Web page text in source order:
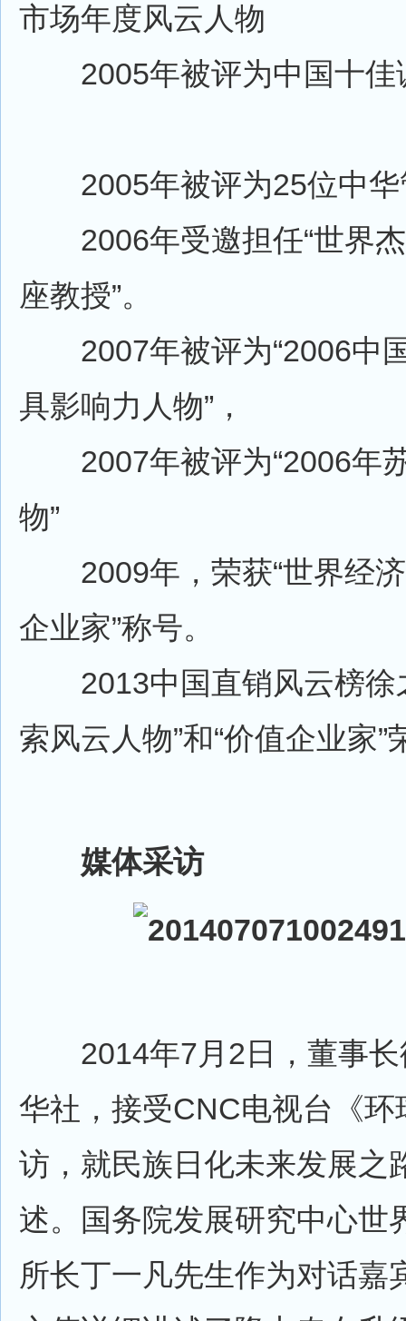
市场年度风云人物
2005年被评为中国十佳
2005年被评为25位中华
2006年受邀担任“世界杰
座教授”。
2007年被评为“2006中
具影响力人物”，
2007年被评为“2006年
物”
2009年，荣获“世界经济
企业家”称号。
2013中国直销风云榜徐
索风云人物”和“价值企业家”
媒体采访
2014年7月2日，董事长
华社，接受CNC电视台《环
访，就民族日化未来发展之
述。国务院发展研究中心世
所长丁一凡先生作为对话嘉